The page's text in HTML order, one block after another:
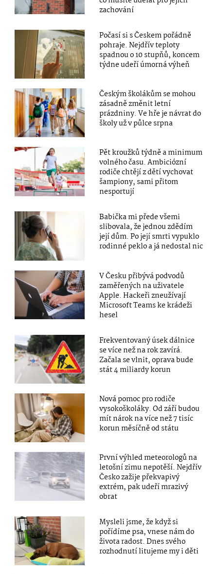
zachování
Počasí si s Českem pořádně
pohraje. Nejdřív teploty
spadnou o 10 stupňů, koncem
týdne udeří úmorná výheň
Českým školákům se mohou
zásadně změnit letní
prázdniny. Ve hře je návrat do
školy už v půlce srpna
Pět kroužků týdně a minimum
volného času. Ambiciózní
rodiče chtějí z dětí vychovat
šampiony, sami přitom
nesportují
Babička mi přede všemi
slibovala, že jednou zdědím
její dům. Po její smrti vypuklo
rodinné peklo a já nedostal nic
V Česku přibývá podvodů
zaměřených na uživatele
Apple. Hackeři zneužívají
Microsoft Teams ke krádeži
hesel
Frekventovaný úsek dálnice
se více než na rok zavírá.
Začala se vlnit, oprava bude
stát 4 miliardy korun
Nová pomoc pro rodiče
vysokoškoláky. Od září budou
mít nárok na více než 7 tisíc
korun měsíčně od státu
První výhled meteorologů na
letošní zimu nepotěší. Nejdřív
Česko zažije překvapivý
extrém, pak udeří mrazivý
obrat
Mysleli jsme, že když si
pořídíme psa, vnese nám do
života radost. Dnes svého
rozhodnutí litujeme my i děti